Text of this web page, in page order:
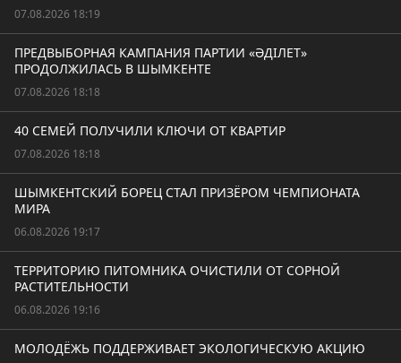
07.08.2026 18:19
ПРЕДВЫБОРНАЯ КАМПАНИЯ ПАРТИИ «ӘДІЛЕТ»
ПРОДОЛЖИЛАСЬ В ШЫМКЕНТЕ
07.08.2026 18:18
40 СЕМЕЙ ПОЛУЧИЛИ КЛЮЧИ ОТ КВАРТИР
07.08.2026 18:18
ШЫМКЕНТСКИЙ БОРЕЦ СТАЛ ПРИЗЁРОМ ЧЕМПИОНАТА
МИРА
06.08.2026 19:17
ТЕРРИТОРИЮ ПИТОМНИКА ОЧИСТИЛИ ОТ СОРНОЙ
РАСТИТЕЛЬНОСТИ
06.08.2026 19:16
МОЛОДЁЖЬ ПОДДЕРЖИВАЕТ ЭКОЛОГИЧЕСКУЮ АКЦИЮ